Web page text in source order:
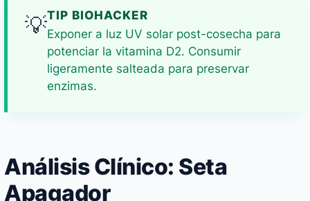
💡TIP BIOHACKER
Exponer a luz UV solar post-cosecha para
potenciar la vitamina D2. Consumir
ligeramente salteada para preservar
enzimas.
Análisis Clínico: Seta
Apagador